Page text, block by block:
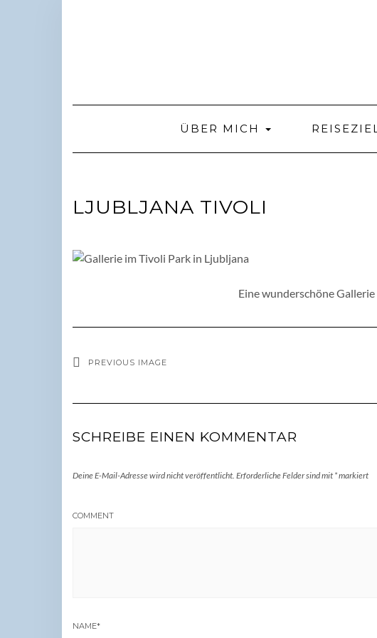
ÜBER MICH
LJUBLJANA TIVOLI
Eine wunderschöne
PREVIOUS IMAGE
SCHREIBE EINEN KOMMENTAR
Deine E-Mail-Adresse wird nicht veröffentlicht. Erforderliche Felder sind mit *markiert
COMMENT
NAME*